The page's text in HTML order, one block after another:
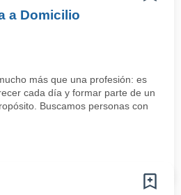
a Domicilio
más que una profesión: es
cada día y formar parte de un
Buscamos personas con